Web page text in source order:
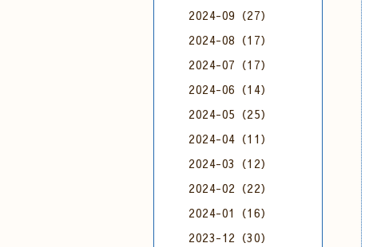
2024-09（27）
2024-08（17）
2024-07（17）
2024-06（14）
2024-05（25）
2024-04（11）
2024-03（12）
2024-02（22）
2024-01（16）
2023-12（30）